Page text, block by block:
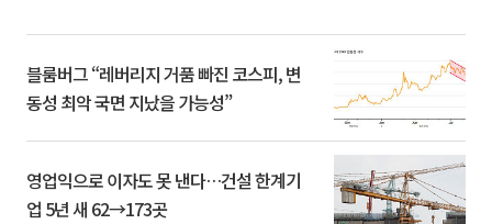
블룸버그 “레버리지 거품 빠진 코스피, 변
동성 최악 국면 지났을 가능성”
영업익으로 이자도 못 낸다…건설 한계기
업 5년 새 62→173곳